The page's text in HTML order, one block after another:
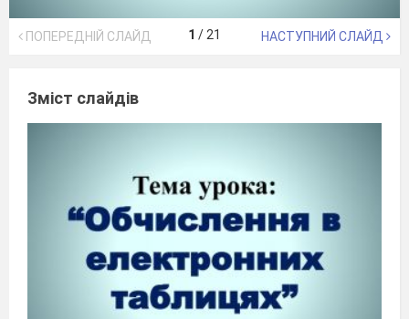
ПОПЕРЕДНІЙ СЛАЙД 1 / 21 НАСТУПНИЙ СЛАЙД
Зміст слайдів